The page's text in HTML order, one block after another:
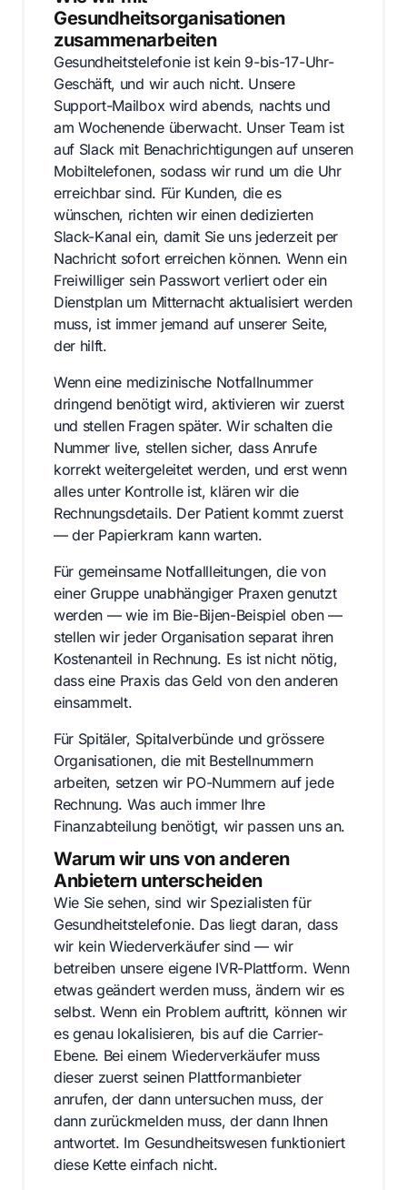
Gesundheitsorganisationen
zusammenarbeiten
Gesundheitstelefonie ist kein 9-bis-17-Uhr-
Geschäft, und wir auch nicht. Unsere
Support-Mailbox wird abends, nachts und
am Wochenende überwacht. Unser Team ist
auf Slack mit Benachrichtigungen auf unseren
Mobiltelefonen, sodass wir rund um die Uhr
erreichbar sind. Für Kunden, die es
wünschen, richten wir einen dedizierten
Slack-Kanal ein, damit Sie uns jederzeit per
Nachricht sofort erreichen können. Wenn ein
Freiwilliger sein Passwort verliert oder ein
Dienstplan um Mitternacht aktualisiert werden
muss, ist immer jemand auf unserer Seite,
der hilft.
Wenn eine medizinische Notfallnummer
dringend benötigt wird, aktivieren wir zuerst
und stellen Fragen später. Wir schalten die
Nummer live, stellen sicher, dass Anrufe
korrekt weitergeleitet werden, und erst wenn
alles unter Kontrolle ist, klären wir die
Rechnungsdetails. Der Patient kommt zuerst
— der Papierkram kann warten.
Für gemeinsame Notfallleitungen, die von
einer Gruppe unabhängiger Praxen genutzt
werden — wie im Bie-Bijen-Beispiel oben —
stellen wir jeder Organisation separat ihren
Kostenanteil in Rechnung. Es ist nicht nötig,
dass eine Praxis das Geld von den anderen
einsammelt.
Für Spitäler, Spitalverbünde und grössere
Organisationen, die mit Bestellnummern
arbeiten, setzen wir PO-Nummern auf jede
Rechnung. Was auch immer Ihre
Finanzabteilung benötigt, wir passen uns an.
Warum wir uns von anderen
Anbietern unterscheiden
Wie Sie sehen, sind wir Spezialisten für
Gesundheitstelefonie. Das liegt daran, dass
wir kein Wiederverkäufer sind — wir
betreiben unsere eigene IVR-Plattform. Wenn
etwas geändert werden muss, ändern wir es
selbst. Wenn ein Problem auftritt, können wir
es genau lokalisieren, bis auf die Carrier-
Ebene. Bei einem Wiederverkäufer muss
dieser zuerst seinen Plattformanbieter
anrufen, der dann untersuchen muss, der
dann zurückmelden muss, der dann Ihnen
antwortet. Im Gesundheitswesen funktioniert
diese Kette einfach nicht.